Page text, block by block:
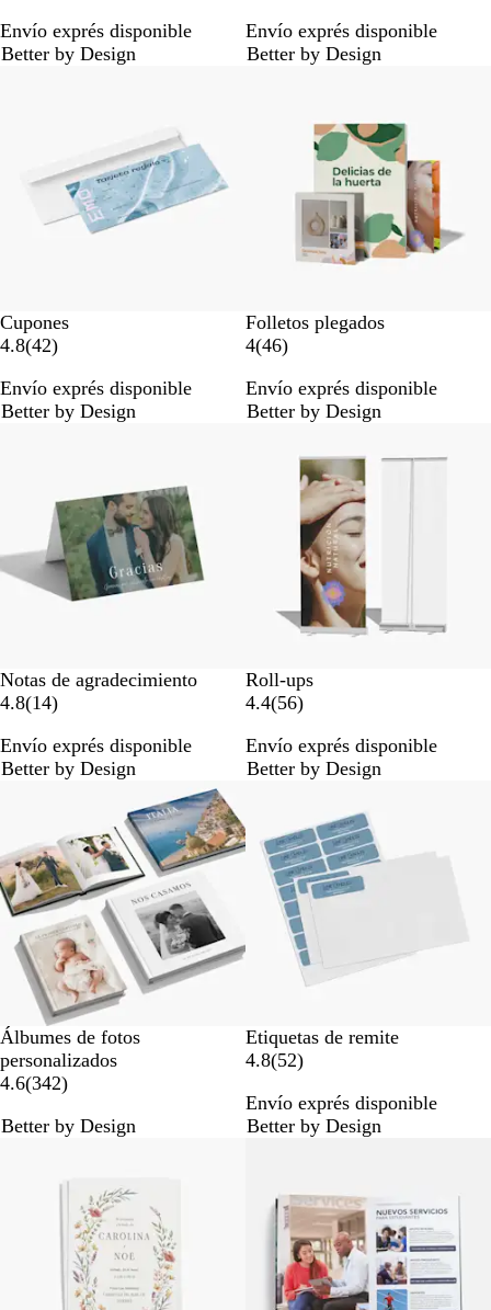
0
r
a
Envío exprés disponible
Better by Design
5
r
e
ñ
s
Envío exprés disponible
Better by Design
Cupones
4.8(424
r
e
a
s
)
Envío exprés disponible
Better by Design
Folletos plegados
4(464
r
e
)
Envío exprés disponible
Better by Design
Notas de agradecimiento
4.8(141
r
e
ñ
a
s
)
Envío exprés disponible
Better by Design
Roll-ups
4.4(565
r
e
ñ
a
s
)
Envío exprés disponible
Better by Design
Álbumes de fotos
personalizados
4.6(3423
2
)
Better by Design
Etiquetas de remite
4.8(525
r
e
ñ
s
)
Envío exprés disponible
Better by Design